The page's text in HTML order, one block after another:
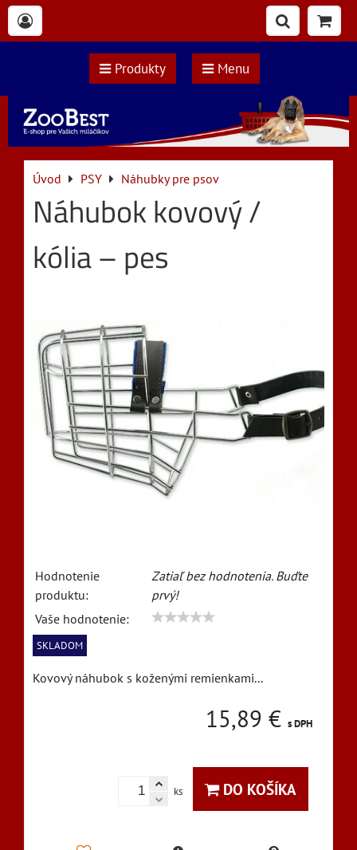
Produkty Menu
Úvod PSY Náhubky pre psov
Náhubok kovový /
kólia – pes
Hodnotenie
produktu:
Zatiaľ bez hodnotenia. Buďte
prvý!
Vaše hodnotenie:
SKLADOM
Kovový náhubok s koženými remienkami...
15,89 € s DPH
ks DO KOŠÍKA